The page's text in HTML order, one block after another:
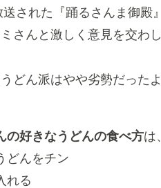
送された『踊るさんま御殿
さんと激しく意見を交わし
どん派はやや劣勢だった
の好きなうどんの食べ方は、
どんをチン
れる